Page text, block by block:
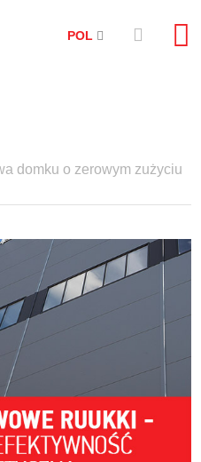
POL
domku o zerowym zużyciu